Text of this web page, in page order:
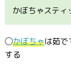
かぼちゃスティ
◯かぼちゃは茹で
する